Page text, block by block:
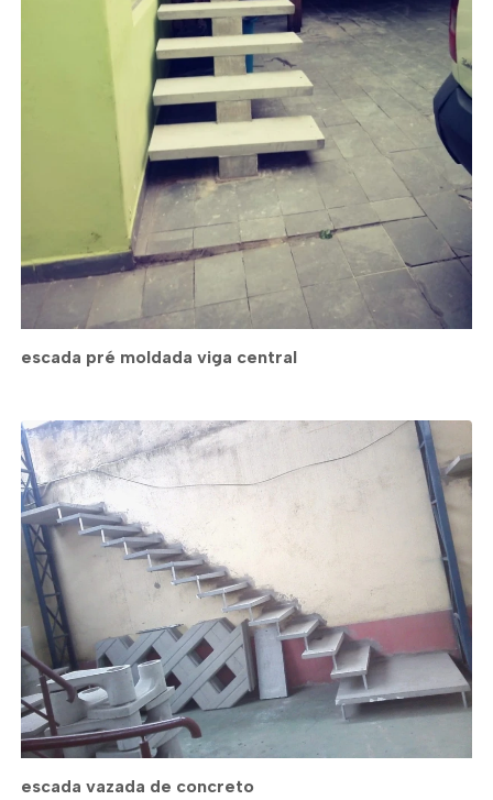
escada pré moldada viga central
escada vazada de concreto